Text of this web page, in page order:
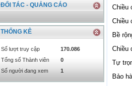
INR
0
KRW
18.01
21.12
KWD
0
79758.97
MYR
5808.39
RMB
3272
RUB
ĐỐI TÁC - QUẢNG CÁO
THỐNG KÊ
Số lượt truy cập
170.086
Tổng số Thành viên
0
Số người đang xem
1
Chiều
Chiều
Bề
Chiều
Tự
Bảo